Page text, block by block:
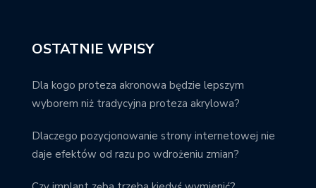
OSTATNIE WPISY
Dla kogo proteza akronowa będzie lepszym
wyborem niż tradycyjna proteza akrylowa?
Dlaczego pozycjonowanie strony internetowej nie
daje efektów od razu po wdrożeniu zmian?